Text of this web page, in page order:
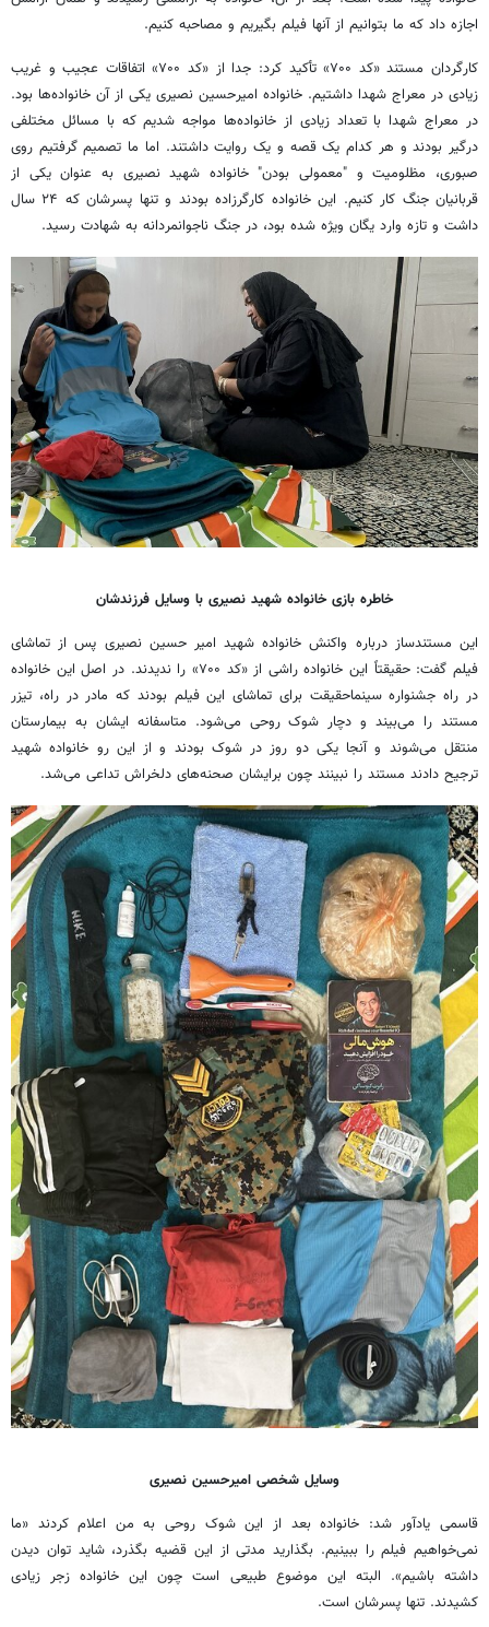
اجازه داد که ما بتوانیم از آنها فیلم بگیریم و مصاحبه کنیم.
کارگردان مستند «کد ۷۰۰» تأکید کرد: جدا از «کد ۷۰۰» اتفاقات عجیب و غریب
زیادی در معراج شهدا داشتیم. خانواده امیرحسین نصیری یکی از آن خانواده‌ها بود.
در معراج شهدا با تعداد زیادی از خانواده‌ها مواجه شدیم که با مسائل مختلفی
درگیر بودند و هر کدام یک قصه و یک روایت داشتند. اما ما تصمیم گرفتیم روی
صبوری، مظلومیت و "معمولی بودن" خانواده شهید نصیری به عنوان یکی از
قربانیان جنگ کار کنیم. این خانواده کارگرزاده بودند و تنها پسرشان که ۲۴ سال
داشت و تازه وارد یگان ویژه شده بود، در جنگ ناجوانمردانه به شهادت رسید.
خاطره بازی خانواده شهید نصیری با وسایل فرزندشان
این مستندساز درباره واکنش خانواده شهید امیر حسین نصیری پس از تماشای
فیلم گفت: حقیقتاً این خانواده راشی از «کد ۷۰۰» را ندیدند. در اصل این خانواده
در راه جشنواره سینماحقیقت برای تماشای این فیلم بودند که مادر در راه، تیزر
مستند را می‌بیند و دچار شوک روحی می‌شود. متاسفانه ایشان به بیمارستان
منتقل می‌شوند و آنجا یکی دو روز در شوک بودند و از این رو خانواده شهید
ترجیح دادند مستند را نبینند چون برایشان صحنه‌های دلخراش تداعی می‌شد.
وسایل شخصی امیرحسین نصیری
قاسمی یادآور شد: خانواده بعد از این شوک روحی به من اعلام کردند «ما
نمی‌خواهیم فیلم را ببینیم. بگذارید مدتی از این قضیه بگذرد، شاید توان دیدن
داشته باشیم». البته این موضوع طبیعی است چون این خانواده زجر زیادی
کشیدند. تنها پسرشان است.